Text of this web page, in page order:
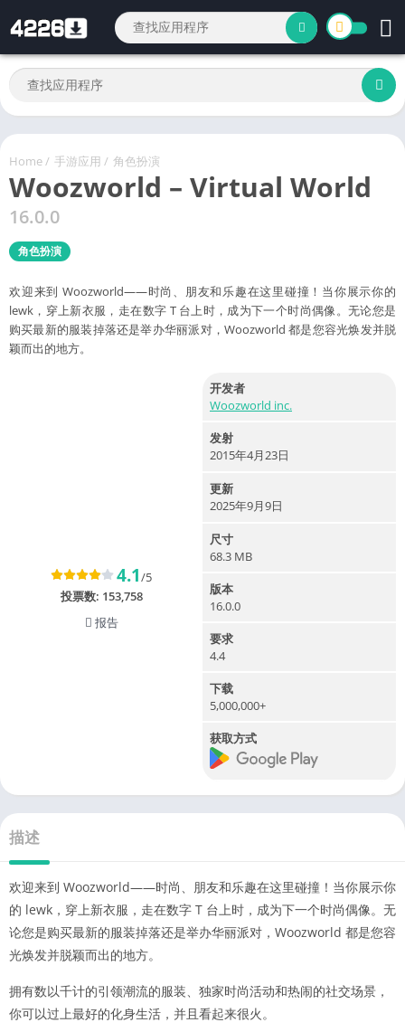
Home/ 手游应用 / 角色扮演
Woozworld – Virtual World
16.0.0
角色扮演
欢迎来到 Woozworld——时尚、朋友和乐趣在这里碰撞！当你展示你的
lewk，穿上新衣服，走在数字 T 台上时，成为下一个时尚偶像。无论您是
购买最新的服装掉落还是举办华丽派对，Woozworld 都是您容光焕发并脱
颖而出的地方。
4.1/5
投票数: 153,758
报告
开发者
Woozworld inc.
发射
2015年4月23日
更新
2025年9月9日
尺寸
68.3 MB
版本
16.0.0
要求
4.4
下载
5,000,000+
获取方式
描述
欢迎来到 Woozworld——时尚、朋友和乐趣在这里碰撞！当你展示你
的 lewk，穿上新衣服，走在数字 T 台上时，成为下一个时尚偶像。无
论您是购买最新的服装掉落还是举办华丽派对，Woozworld 都是您容
光焕发并脱颖而出的地方。
拥有数以千计的引领潮流的服装、独家时尚活动和热闹的社交场景，
你可以过上最好的化身生活，并且看起来很火。